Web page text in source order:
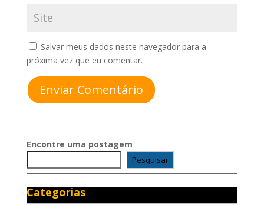
Salvar meus dados neste navegador para a
próxima vez que eu comentar.
Enviar Comentário
Encontre uma postagem
Pesquisar
Categorias